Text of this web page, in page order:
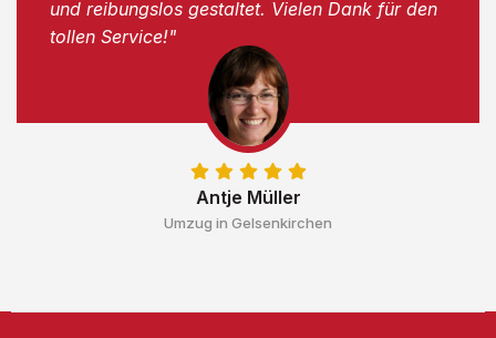
Antje Müller
Umzug in Gelsenkirchen
und reibungslos gestaltet. Vielen Dank für den
tollen Service!"